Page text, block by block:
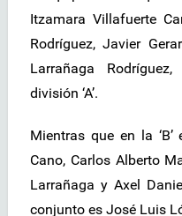
Itzamara Villafuerte
Rodríguez, Javier
Larrañaga
división ‘A’.
Mientras que en la
Cano, Carlos Alberto
Larrañaga y Axel
conjunto es José Luis